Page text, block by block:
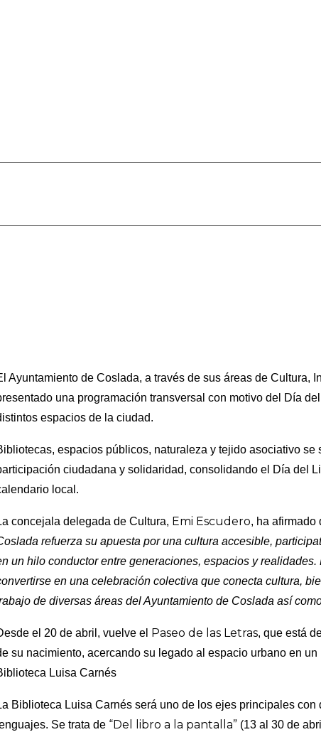
Ayuntamiento de Coslada, a través de sus áreas de Cultura,
una programación transversal con motivo del Día
espacios de la ciudad.
espacios públicos, naturaleza y tejido asociativo
ciudadana y solidaridad, consolidando el Día del
local.
concejala delegada de Cultura, Emi Escudero, ha afirmado
refuerza su apuesta por una cultura accesible,
un hilo conductor entre generaciones, espacios y
en una celebración colectiva que conecta cultura,
de diversas áreas del Ayuntamiento de Coslada así
el 20 de abril, vuelve el Paseo de las Letras, que está
su nacimiento, acercando su legado al espacio urbano en
Luisa Carnés
Biblioteca Luisa Carnés será uno de los ejes principales
Se trata de “Del libro a la pantalla” (13 al 30 de